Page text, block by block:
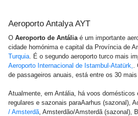
Aeroporto Antalya AYT
O Aeroporto de Antália é um importante
cidade homónima e capital da Província de
Turquia . É o segundo aeroporto turco mais
Aeroporto Internacional de Istambul-Atatürk
de passageiros anuais, está entre os 30
Atualmente, em Antália, há voos domésticos
regulares e sazonais paraAarhus (sazonal),
/ Amsterdã , Amsterdão/Amsterdã (sazonal),